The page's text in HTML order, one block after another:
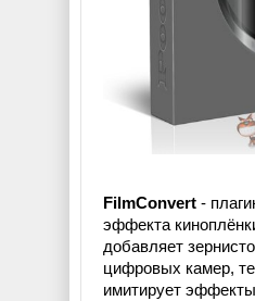
FilmConvert -
эффекта
добавляет
цифровых камер,
имитирует